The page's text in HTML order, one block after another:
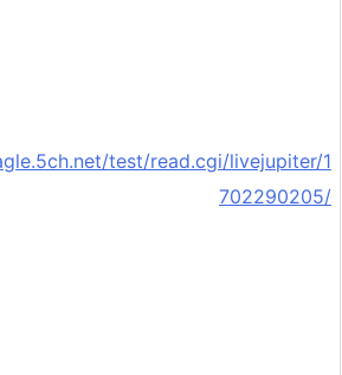
test/read.cgi/livejupiter/1
702290205/